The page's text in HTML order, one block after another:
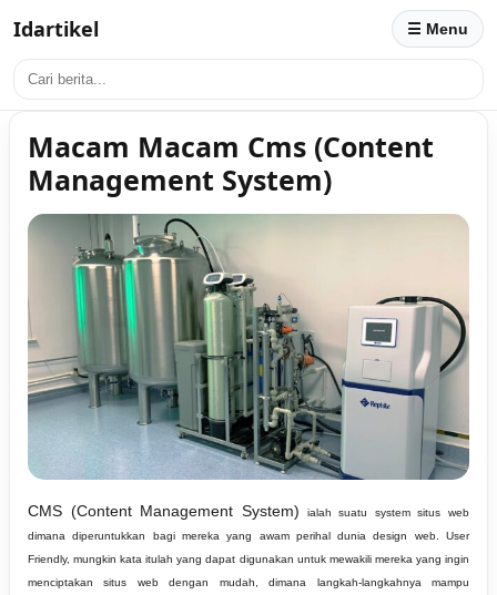
Idartikel ☰ Menu
Macam Macam Cms (Content
Management System)
CMS (Content Management System)
ialah suatu system situs web
dimana diperuntukkan bagi mereka yang awam perihal dunia design web. User
Friendly, mungkin kata itulah yang dapat digunakan untuk mewakili mereka yang ingin
menciptakan situs web dengan mudah, dimana langkah-langkahnya mampu